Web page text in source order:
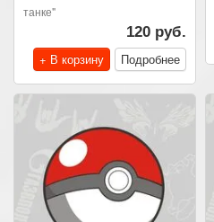
танке"
120 руб.
+ В корзину
Подробнее